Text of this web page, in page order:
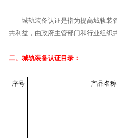
城轨装备认证是指为提高城轨装备
共利益，由政府主管部门和行业组织
二、城轨装备认证目录：
序号 产品名